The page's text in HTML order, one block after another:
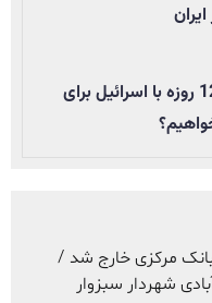
بعد از جنگ 12 روزه با اسرائیل برای
مرکزی خارج شد /
شهردار سبزوار